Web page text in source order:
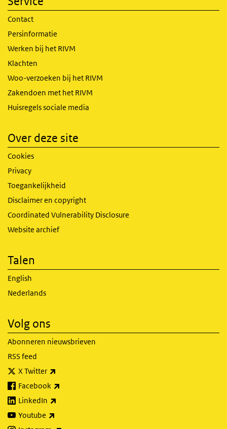
Contact
Persinformatie
Werken bij het RIVM
Klachten
Woo-verzoeken bij het RIVM
Zakendoen met het RIVM
Huisregels sociale media
Over deze site
Cookies
Privacy
Toegankelijkheid
Disclaimer en copyright
Coordinated Vulnerability Disclosure
Website archief
Talen
English
Nederlands
Volg ons
Abonneren nieuwsbrieven
RSS feed
X Twitter
Facebook
LinkedIn
Youtube